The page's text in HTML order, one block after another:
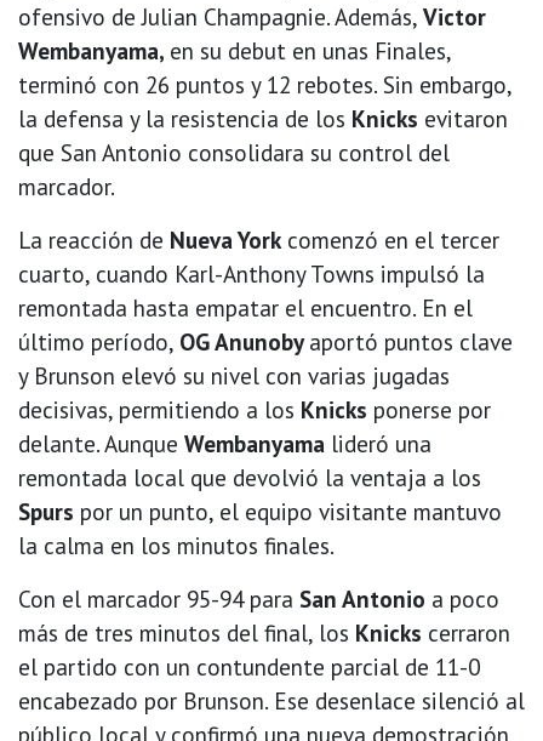
ofensivo de Julian Champagnie. Además, Victor
Wembanyama, en su debut en unas Finales,
terminó con 26 puntos y 12 rebotes. Sin embargo,
la defensa y la resistencia de los Knicks evitaron
que San Antonio consolidara su control del
marcador.
La reacción de Nueva Yorkcomenzó en el tercer
cuarto, cuando Karl-Anthony Towns impulsó la
remontada hasta empatar el encuentro. En el
último período, OG Anunobyaportó puntos clave
y Brunson elevó su nivel con varias jugadas
decisivas, permitiendo a los Knicks ponerse por
delante. Aunque Wembanyama lideró una
remontada local que devolvió la ventaja a los
Spurs por un punto, el equipo visitante mantuvo
la calma en los minutos finales.
Con el marcador 95-94 para San Antonio a poco
más de tres minutos del final, los Knicks cerraron
el partido con un contundente parcial de 11-0
encabezado por Brunson. Ese desenlace silenció al
público local y confirmó una nueva demostración